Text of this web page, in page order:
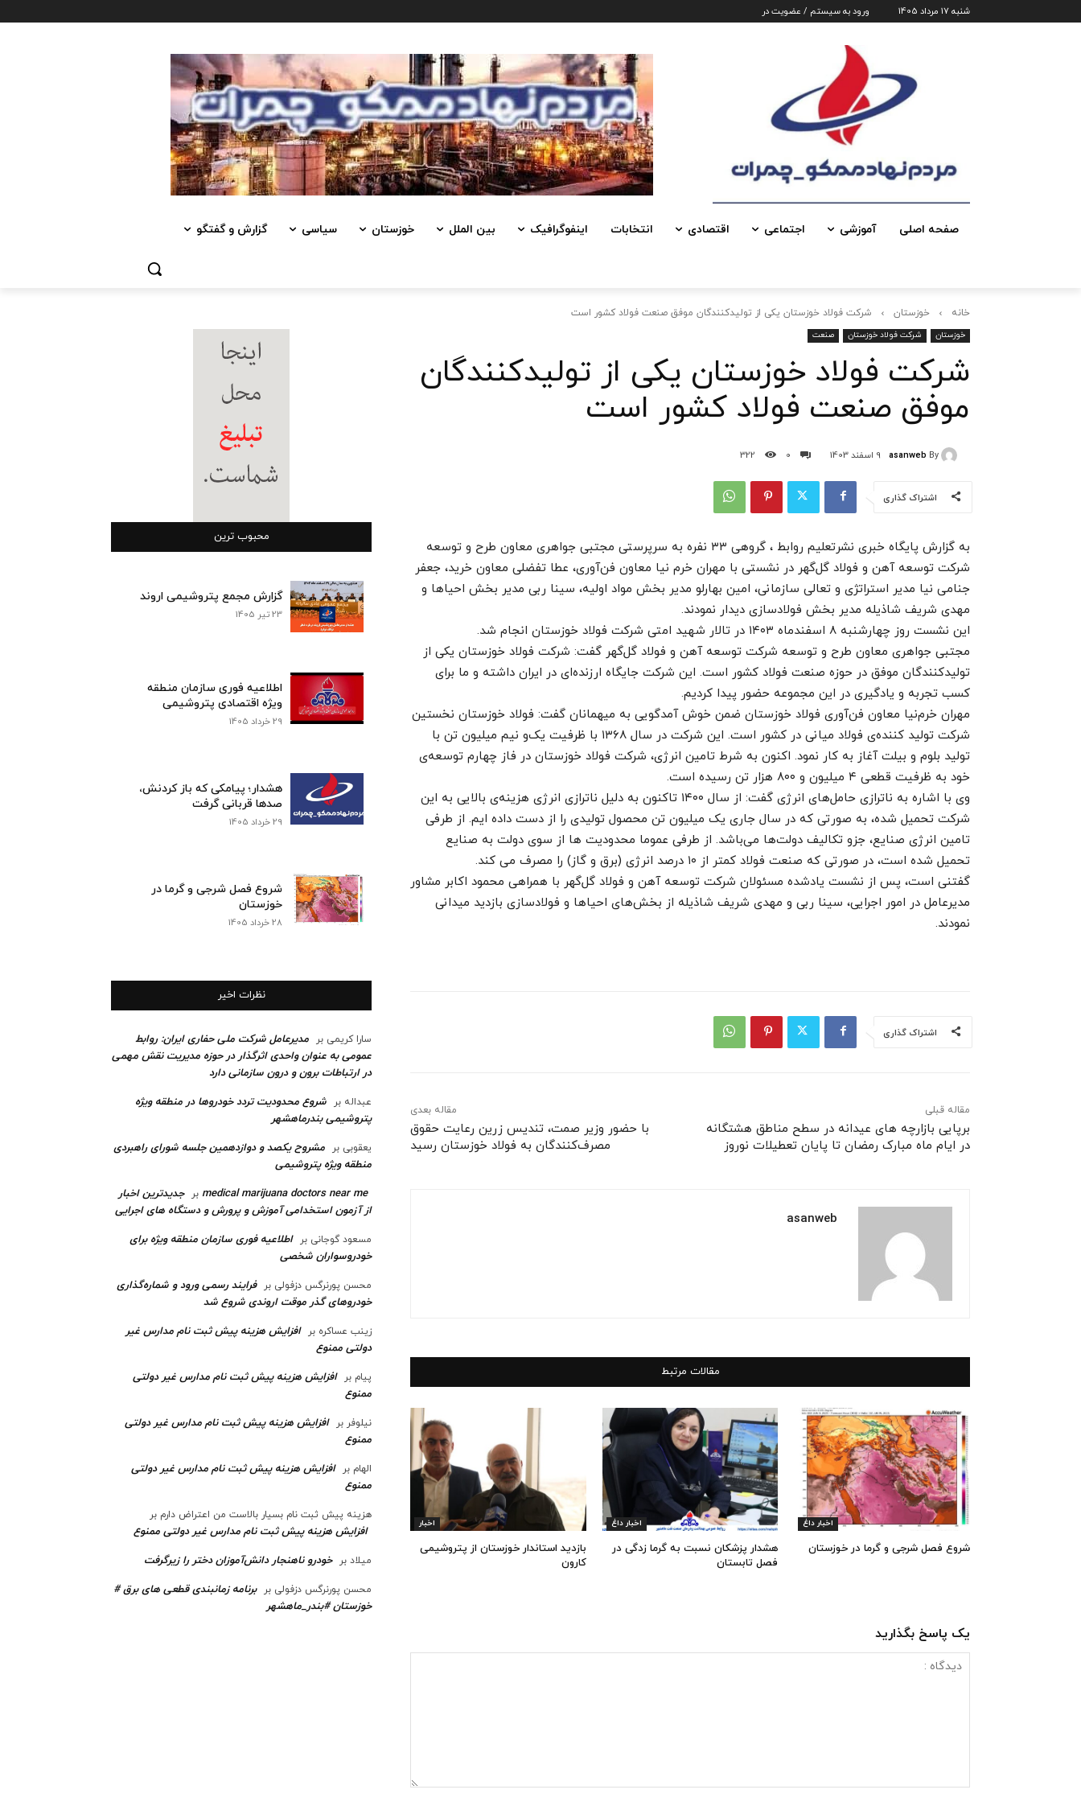
شنبه 17 مرداد 1405 ورود به سیستم / عضویت در
صفحه اصلی آموزشی اجتماعی اقتصادی انتخابات اینفوگرافیک بین الملل خوزستان سیاسی گزارش و گفتگو
خانه خوزستان شرکت فولاد خوزستان یکی از تولیدکنندگان موفق صنعت فولاد کشور است
خوزستان شرکت فولاد خوزستان صنعت
شرکت فولاد خوزستان یکی از تولیدکنندگان
موفق صنعت فولاد کشور است
By
asanweb 9 اسفند 1403 0
322
اشتراک گذاری
به گزارش پایگاه خبری نشرتعلیم روابط ، گروهی ۳۳ نفره به سرپرستی مجتبی جواهری معاون طرح و توسعه
شرکت توسعه آهن و فولاد گل‌گهر در نشستی با مهران خرم نیا معاون فن‌آوری، عطا تفضلی معاون خرید، جعفر
جنامی نیا مدیر استراتژی و تعالی سازمانی، امین بهارلو مدیر بخش مواد اولیه، سینا ربی مدیر بخش احیاها و
مهدی شریف شاذیله مدیر بخش فولادسازی دیدار نمودند.
این نشست روز چهارشنبه ۸ اسفندماه ۱۴۰۳ در تالار شهید امتی شرکت فولاد خوزستان انجام شد.
مجتبی جواهری معاون طرح و توسعه شرکت توسعه آهن و فولاد گل‌گهر گفت: شرکت فولاد خوزستان یکی از
تولیدکنندگان موفق در حوزه صنعت فولاد کشور است. این شرکت جایگاه ارزنده‌ای در ایران داشته و ما برای
کسب تجربه و یادگیری در این مجموعه حضور پیدا کردیم.
مهران خرم‌نیا معاون فن‌آوری فولاد خوزستان ضمن خوش آمدگویی به میهمانان گفت: فولاد خوزستان نخستین
شرکت تولید کننده‌ی فولاد میانی در کشور است. این شرکت در سال ۱۳۶۸ با ظرفیت یک‌و نیم میلیون تن با
تولید بلوم و بیلت آغاز به کار نمود. اکنون به شرط تامین انرژی، شرکت فولاد خوزستان در فاز چهارم توسعه‌ی
خود به ظرفیت قطعی ۴ میلیون و ۸۰۰ هزار تن رسیده است.
وی با اشاره به ناترازی حامل‌های انرژی گفت: از سال ۱۴۰۰ تاکنون به دلیل ناترازی انرژی هزینه‌ی بالایی به این
شرکت تحمیل شده، به صورتی که در سال جاری یک میلیون تن محصول تولیدی را از دست داده ایم. از طرفی
تامین انرژی صنایع، جزو تکالیف دولت‌ها می‌باشد. از طرفی عموما محدودیت ها از سوی دولت به صنایع
تحمیل شده است، در صورتی که صنعت فولاد کمتر از ۱۰ درصد انرژی (برق و گاز) را مصرف می کند.
گفتنی است، پس از نشست یادشده مسئولان شرکت توسعه آهن و فولاد گل‌گهر با همراهی محمود اکابر مشاور
مدیرعامل در امور اجرایی، سینا ربی و مهدی شریف شاذیله از بخش‌های احیاها و فولادسازی بازدید میدانی
نمودند.
اشتراک گذاری
مقاله قبلی
برپایی بازارچه های عیدانه در سطح مناطق هشتگانه
در ایام ماه مبارک رمضان تا پایان تعطیلات نوروز
مقاله بعدی
با حضور وزیر صمت، تندیس زرین رعایت حقوق
مصرف‌کنندگان به فولاد خوزستان رسید
asanweb
مقالات مرتبط
اخبار داغ
شروع فصل شرجی و گرما در خوزستان
اخبار داغ
هشدار پزشکان نسبت به گرما زدگی در
فصل تابستان
اخبار
بازدید استاندار خوزستان از پتروشیمی
کارون
یک پاسخ بگذارید
محبوب ترین
گزارش مجمع پتروشیمی اروند
23 تیر 1405
اطلاعیه فوری سازمان منطقه
ویژه اقتصادی پتروشیمی
29 خرداد 1405
هشدار؛ پیامکی که باز کردنش،
صدها قربانی گرفت
29 خرداد 1405
شروع فصل شرجی و گرما در
خوزستان
28 خرداد 1405
نظرات اخیر
سارا کریمی بر
مدیرعامل شرکت ملی حفاری ایران: روابط
عمومی به عنوان واحدی اثرگذار در حوزه مدیریت نقش مهمی
در ارتباطات برون و درون سازمانی دارد
عبداله بر
شروع محدودیت تردد خودروها در منطقه ویژه
پتروشیمی بندرماهشهر
یعقوبی بر
مشروح یکصد و دوازدهمین جلسه شورای راهبردی
منطقه ویژه پتروشیمی‌
medical marijuana doctors near me بر
جدیدترین اخبار
از آزمون استخدامی آموزش و پرورش و دستگاه های اجرایی
مسعود گوجانی بر
اطلاعیه فوری سازمان منطقه ویژه برای
خودروسواران شخصی
محسن پورنرگس دزفولی بر
فرایند رسمی ورود و شماره‌گذاری
خودرو‌های گذر موقت اروندی شروع شد
زینب عساکره بر
افزایش هزینه پیش ثبت نام مدارس غیر
دولتی ممنوع
پیام بر
افزایش هزینه پیش ثبت نام مدارس غیر دولتی
ممنوع
نیلوفر بر
افزایش هزینه پیش ثبت نام مدارس غیر دولتی
ممنوع
الهام بر
افزایش هزینه پیش ثبت نام مدارس غیر دولتی
ممنوع
هزینه پیش ثبت نام بسیار بالاست من اعتراض دارم بر
افزایش هزینه پیش ثبت نام مدارس غیر دولتی ممنوع
میلاد بر خودرو ناهنجار دانش‌آموزان دختر را زیرگرفت
محسن پورنرگس دزفولی بر
برنامه زمانبندی قطعی های برق #
خوزستان #بندر_ماهشهر